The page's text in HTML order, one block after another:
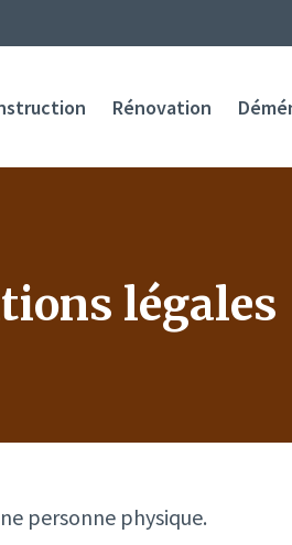
Rénovation
légales
personne physique.